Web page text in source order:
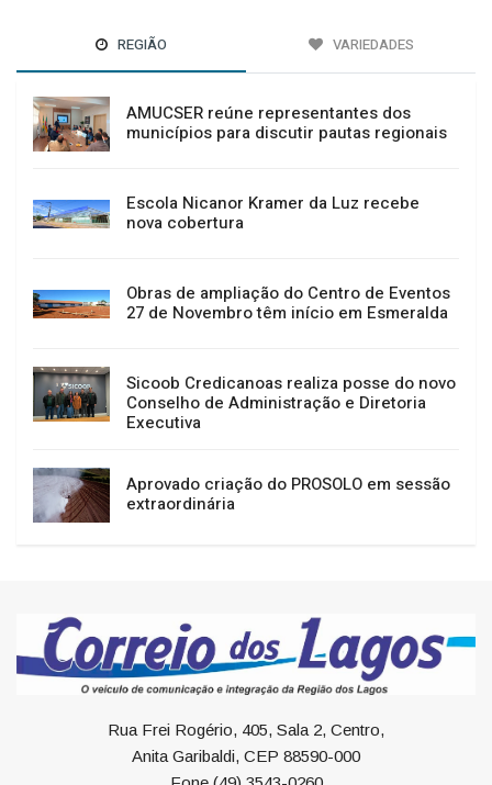
REGIÃO VARIEDADES
AMUCSER reúne representantes dos
municípios para discutir pautas regionais
Escola Nicanor Kramer da Luz recebe
nova cobertura
Obras de ampliação do Centro de Eventos
27 de Novembro têm início em Esmeralda
Sicoob Credicanoas realiza posse do novo
Conselho de Administração e Diretoria
Executiva
Aprovado criação do PROSOLO em sessão
extraordinária
Rua Frei Rogério, 405, Sala 2, Centro,
Anita Garibaldi, CEP 88590-000